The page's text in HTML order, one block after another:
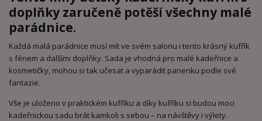
doplňky zaručeně potěší všechny malé
parádnice.
Každá malá parádnice musí mít ve svém salonu i tento krásný kufřík
s fénem a dalšími doplňky. Sada je vhodná pro malé kadeřnice a
kosmetičky, mohou si tak učesat a vyparádit panenku podle své
fantazie.
Vše je uloženo v praktickém kufříku a díky kufříku si budou moci
kadeřnickou sadu brát kamkoli s sebou – na návštěvy i výlety.